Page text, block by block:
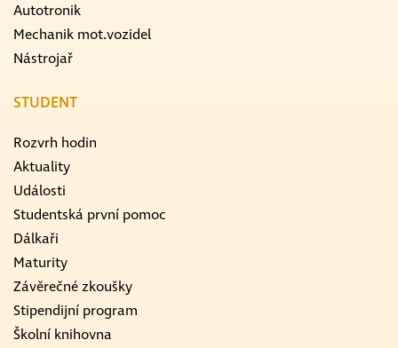
Autotronik
Mechanik mot.vozidel
Nástrojař
STUDENT
Rozvrh hodin
Aktuality
Události
Studentská první pomoc
Dálkaři
Maturity
Závěrečné zkoušky
Stipendijní program
Školní knihovna